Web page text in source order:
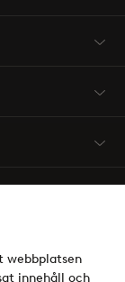
webbplatsen
innehåll och